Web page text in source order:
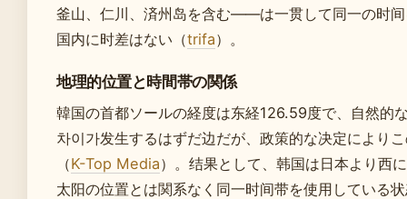
釜山、仁川、済州岛を含む——は一贯して同一の时
国内に时差はない（trifa）。
地理的位置と時間帯の関係
韓国の首都ソールの経度は东経126.59度で、自然的
차이가发生するはずだ边だが、政策的な决定により
（K-Top Media）。结果として、韩国は日本より西
太阳の位置とは関系なく同一时间带を使用している